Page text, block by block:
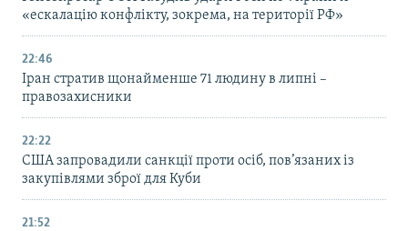
«ескалацію конфлікту, зокрема, на території РФ»
22:46
Іран стратив щонайменше 71 людину в липні –
правозахисники
22:22
США запровадили санкції проти осіб, пов’язаних із
закупівлями зброї для Куби
21:52